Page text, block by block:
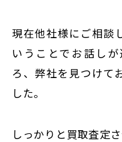
現在他社様にご相談
いうことでお話し
ろ、弊社を見つけて
した。
しっかりと買取査定